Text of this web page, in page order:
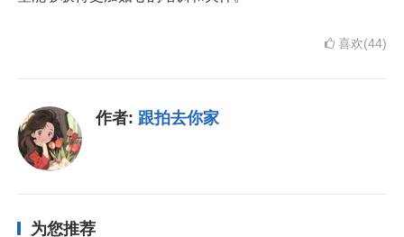
喜欢(44)
作者: 跟拍去你家
为您推荐